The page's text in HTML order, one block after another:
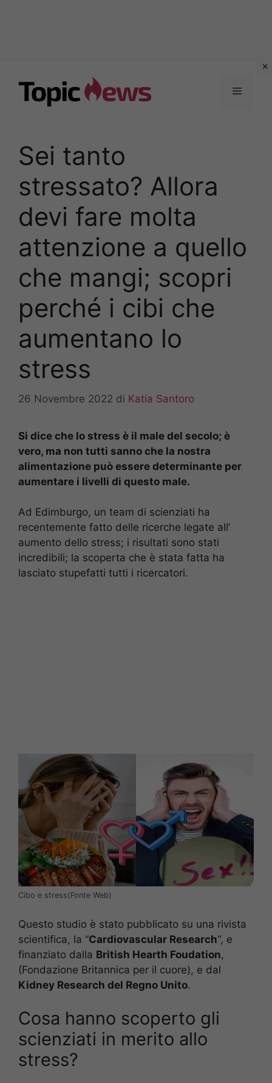
contenuto
Menu
Sei tanto
stressato? Allora
devi fare molta
attenzione a quello
che mangi; scopri
perché i cibi che
aumentano lo
stress
26 Novembre 2022 di Katia Santoro
Si dice che lo stress è il male del secolo; è
vero, ma non tutti sanno che la nostra
alimentazione può essere determinante per
aumentare i livelli di questo male.
Ad Edimburgo, un team di scienziati ha
recentemente fatto delle ricerche legate all’
aumento dello stress; i risultati sono stati
incredibili; la scoperta che è stata fatta ha
lasciato stupefatti tutti i ricercatori.
Cibo e stress(Fonte Web)
Questo studio è stato pubblicato su una rivista
scientifica, la “Cardiovascular Research“, e
finanziato dalla British Hearth Foudation,
(Fondazione Britannica per il cuore), e dal
Kidney Research del Regno Unito.
Cosa hanno scoperto gli
scienziati in merito allo
stress?